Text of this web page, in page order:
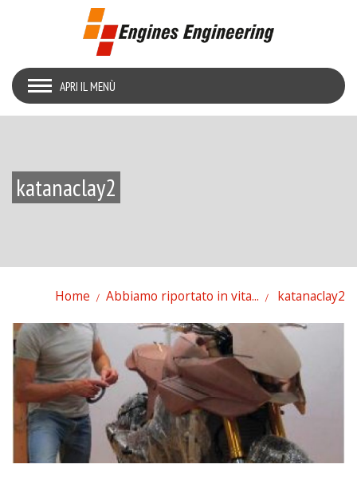
APRI IL MENÙ
katanaclay2
Home Abbiamo riportato in vita... katanaclay2